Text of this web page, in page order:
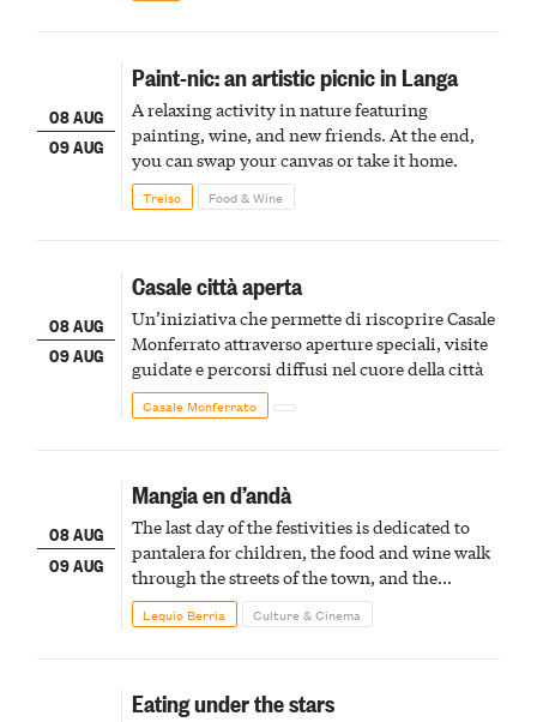
08 AUG
09 AUG
Paint-nic: an artistic picnic in Langa
A relaxing activity in nature featuring
painting, wine, and new friends. At the end,
you can swap your canvas or take it home.
Treiso Food & Wine
08 AUG
09 AUG
Casale città aperta
Un’iniziativa che permette di riscoprire Casale
Monferrato attraverso aperture speciali, visite
guidate e percorsi diffusi nel cuore della città
Casale Monferrato
08 AUG
09 AUG
Mangia en d’andà
The last day of the festivities is dedicated to
pantalera for children, the food and wine walk
through the streets of the town, and the
fireworks finale
Lequio Berria Culture & Cinema
Eating under the stars